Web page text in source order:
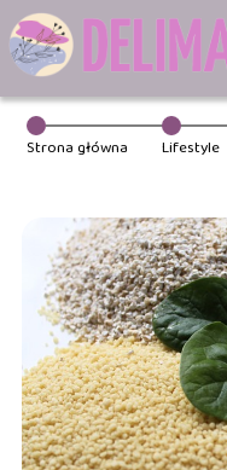
Strona główna Lifestyle